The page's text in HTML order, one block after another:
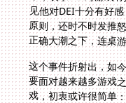
正确大潮之下，连桌
这个事件折射出，如
要面对越来越多游戏
戏，初衷或许很简单
就是想回味一下熟悉
与争论。一个可靠的
参与任何争论，它的
让你重新触摸到那份